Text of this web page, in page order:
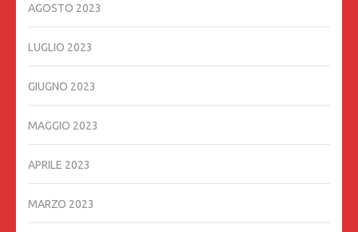
AGOSTO 2023
LUGLIO 2023
GIUGNO 2023
MAGGIO 2023
APRILE 2023
MARZO 2023